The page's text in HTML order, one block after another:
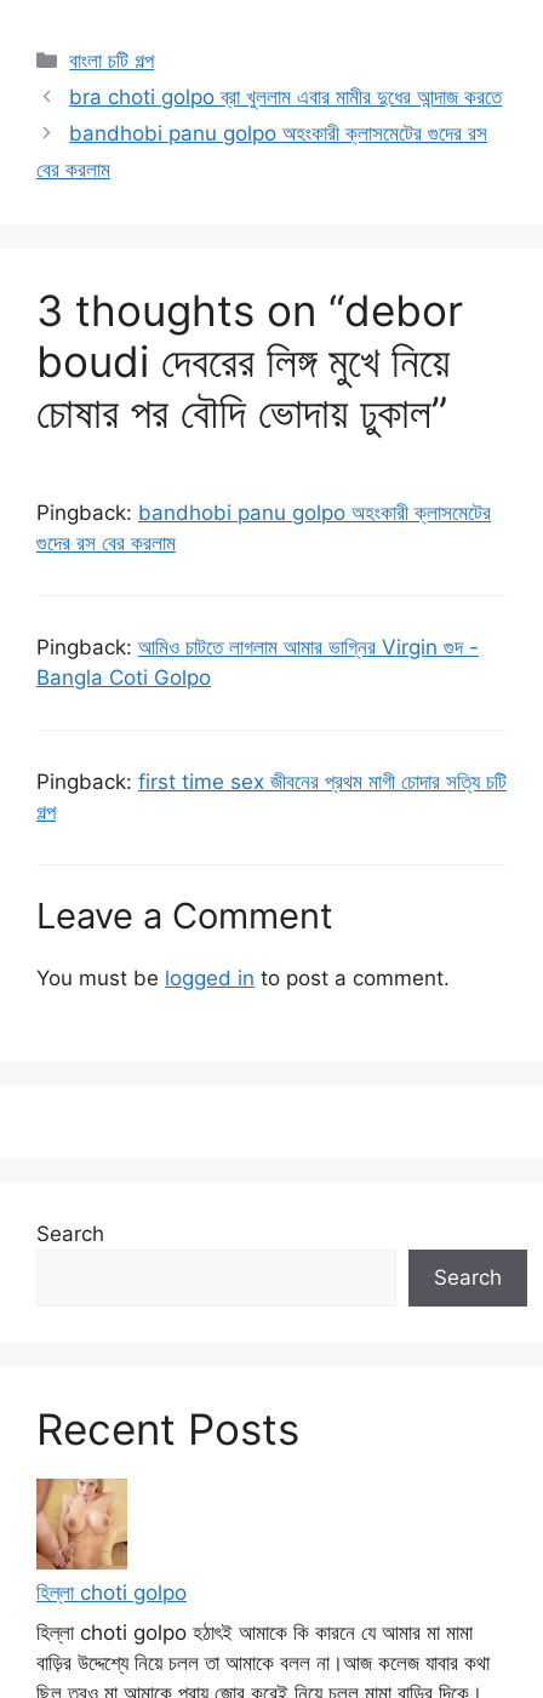
Categories
বাংলা চটি গল্প
bra choti golpo ব্রা খুললাম এবার মামীর দুধের আন্দাজ করতে
bandhobi panu golpo অহংকারী ক্লাসমেটের গুদের রস
বের করলাম
3 thoughts on “debor
boudi দেবরের লিঙ্গ মুখে নিয়ে
চোষার পর বৌদি ভোদায় ঢুকাল”
Pingback: bandhobi panu golpo অহংকারী ক্লাসমেটের
গুদের রস বের করলাম
Pingback: আমিও চাটতে লাগলাম আমার ভাগ্নির Virgin গুদ -
Bangla Coti Golpo
Pingback: first time sex জীবনের প্রথম মাগী চোদার সত্যি চটি
গল্প
Leave a Comment
You must be logged in to post a comment.
Search
Search
Recent Posts
হিল্লা choti golpo
হিল্লা choti golpo হঠাৎই আমাকে কি কারনে যে আমার মা মামা
বাড়ির উদ্দেশ্যে নিয়ে চলল তা আমাকে বলল না।আজ কলেজ যাবার কথা